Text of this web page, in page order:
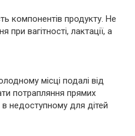
компонентів продукту. Не
вагітності, лактації, а
місці подалі від
потрапляння прямих
в недоступному для дітей